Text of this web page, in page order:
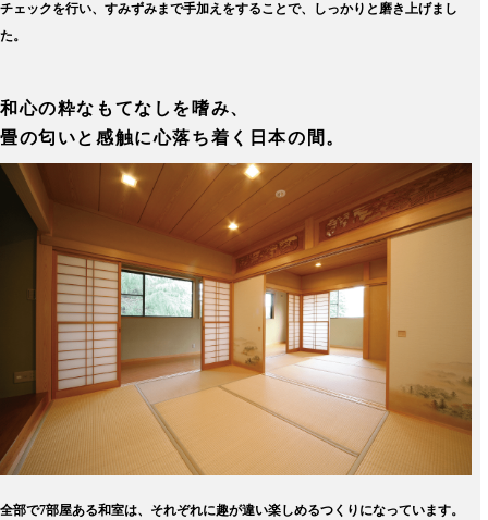
チェックを行い、すみずみまで手加えをすることで、しっかりと磨き上げまし
た。
和心の粋なもてなしを嗜み、
畳の匂いと感触に心落ち着く日本の間。
全部で7部屋ある和室は、それぞれに趣が違い楽しめるつくりになっています。